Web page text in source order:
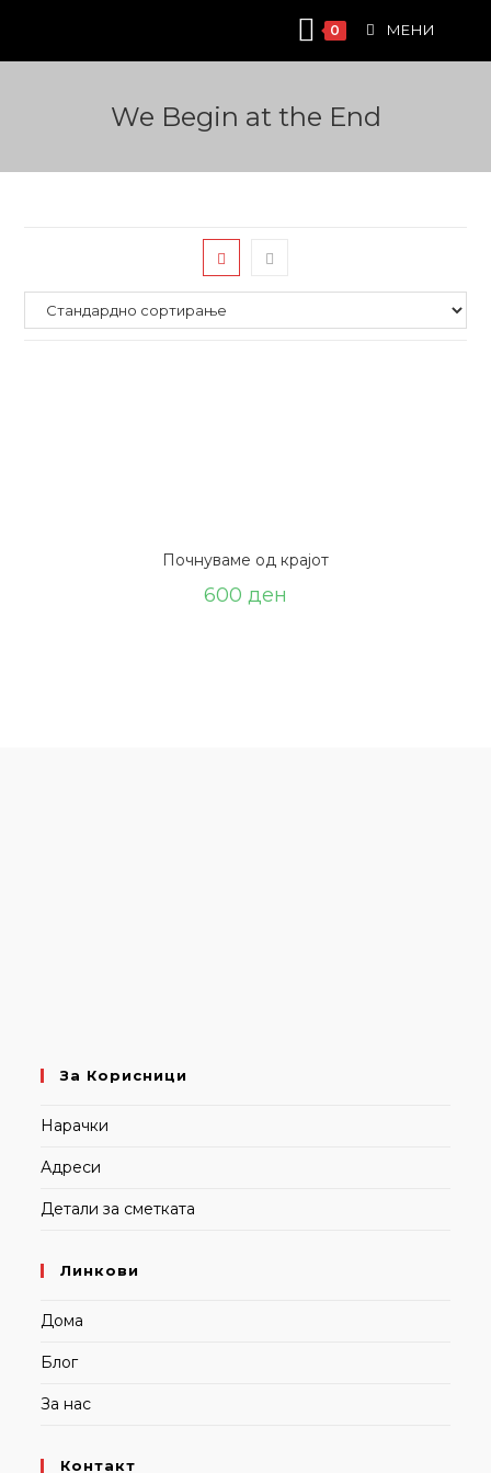
content
0 МЕНИ
We Begin at the End
Почнуваме од крајот
600 ден
За Корисници
Нарачки
Адреси
Детали за сметката
Линкови
Дома
Блог
За нас
Контакт